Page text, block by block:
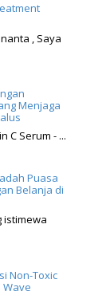
, Saya
Menjaga
C Serum - ...
Puasa
Belanja di
istimewa
Non-Toxic
Wave